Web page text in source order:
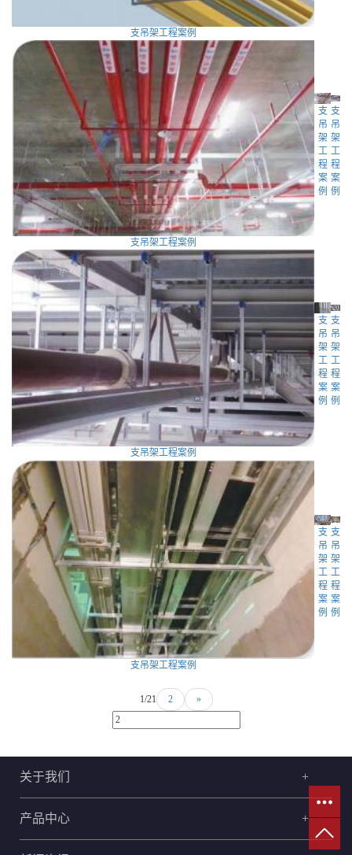
支吊架工程案例
支吊架工程案例
支
吊
架
工
程
案
例
支
吊
架
工
程
案
例
支吊架工程案例
支
吊
架
工
程
案
例
支
吊
架
工
程
案
例
支吊架工程案例
支
吊
架
工
程
案
例
支
吊
架
工
程
案
例
1/21 2 »
关于我们 +
产品中心 +